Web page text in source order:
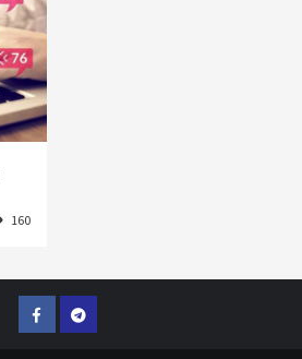
160
FacebookTelegram